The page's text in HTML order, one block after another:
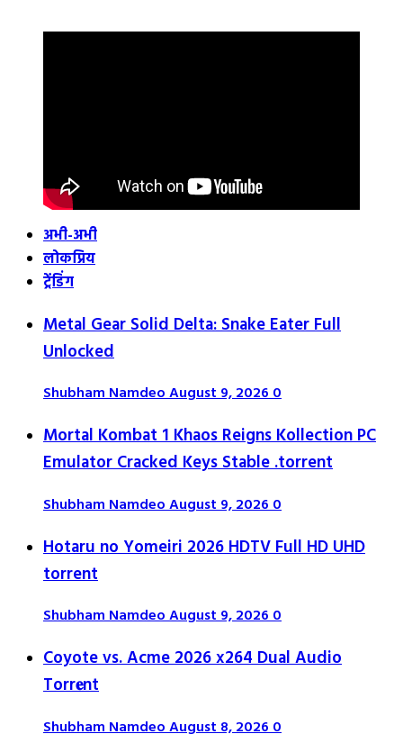
अभी-अभी
लोकप्रिय
ट्रेंडिंग
Metal Gear Solid Delta: Snake Eater Full
Unlocked
Shubham NamdeoAugust 9, 20260
Mortal Kombat 1 Khaos Reigns Kollection PC
Emulator Cracked Keys Stable .torrent
Shubham NamdeoAugust 9, 20260
Hotaru no Yomeiri 2026 HDTV Full HD UHD
torrent
Shubham NamdeoAugust 9, 20260
Coyote vs. Acme 2026 x264 Dual Audio
Torr𝐞nt
Shubham NamdeoAugust 8, 20260